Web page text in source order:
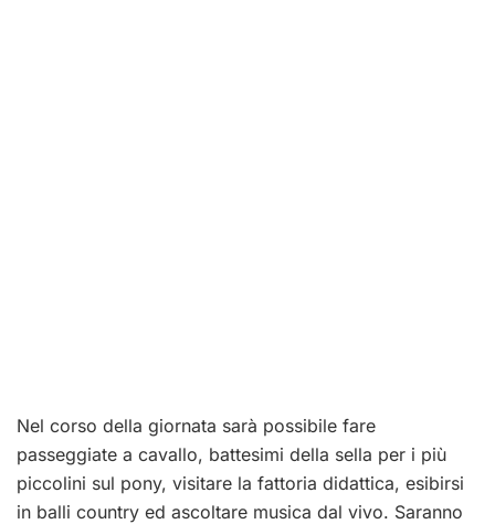
Nel corso della giornata sarà possibile fare
passeggiate a cavallo, battesimi della sella per i più
piccolini sul pony, visitare la fattoria didattica, esibirsi
in balli country ed ascoltare musica dal vivo. Saranno